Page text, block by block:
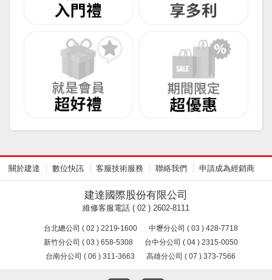
關於建達 數位快訊 客服技術服務 聯絡我們 申請成為經銷商
建達國際股份有限公司
維修客服電話 ( 02 ) 2602-8111
台北總公司 ( 02 ) 2219-1600
中壢分公司 ( 03 ) 428-7718
新竹分公司 ( 03 ) 658-5308
台中分公司 ( 04 ) 2315-0050
台南分公司 ( 06 ) 311-3663
高雄分公司 ( 07 ) 373-7566